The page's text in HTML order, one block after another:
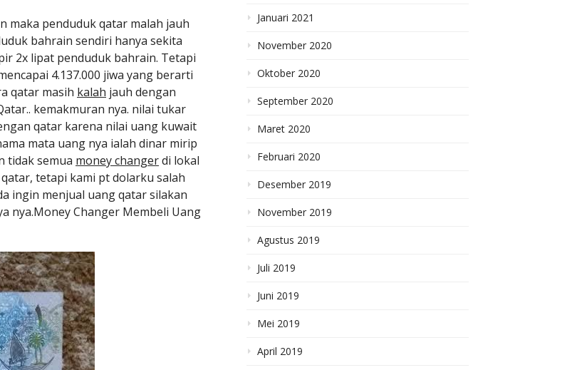
maka penduduk qatar malah jauh
bahrain sendiri hanya sekita
2x lipat penduduk bahrain. Tetapi
4.137.000 jiwa yang berarti
qatar masih kalah jauh dengan
kemakmuran nya. nilai tukar
qatar karena nilai uang kuwait
mata uang nya ialah dinar mirip
tidak semua money changerdi lokal
tetapi kami pt dolarku salah
ingin menjual uang qatar silakan
nya.Money Changer Membeli Uang
Januari 2021
November 2020
Oktober 2020
September 2020
Maret 2020
Februari 2020
Desember 2019
November 2019
Agustus 2019
Juli 2019
Juni 2019
Mei 2019
April 2019